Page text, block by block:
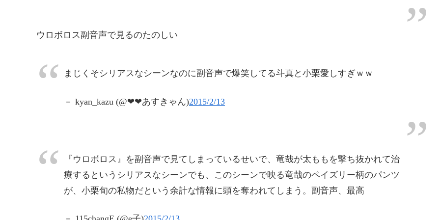
ウロボロス副音声で見るのたのしい
まじくそシリアスなシーンなのに副音声で爆笑してる斗真と小栗愛しすぎｗｗ
－ kyan_kazu (@❤︎❤︎あすきゃん)2015/2/13
『ウロボロス』を副音声で見てしまっているせいで、竜哉が太ももを撃ち抜かれて治
療するというシリアスなシーンでも、このシーンで映る竜哉のペイズリー柄のパンツ
が、小栗旬の私物だという余計な情報に頭を奪われてしまう。副音声、最高